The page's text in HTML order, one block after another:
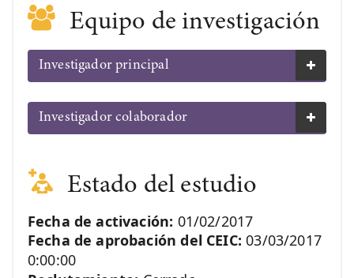
Equipo de investigación
Investigador principal
Investigador colaborador
Estado del estudio
Fecha de activación: 01/02/2017
Fecha de aprobación del CEIC:03/03/2017
0:00:00